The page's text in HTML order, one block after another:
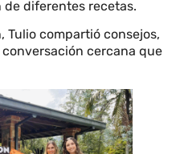
diferentes recetas.
Tulio compartió consejos,
cercana que